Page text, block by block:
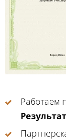
Работаем